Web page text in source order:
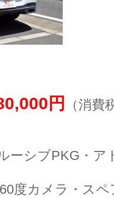
円 （消費
ーシブPKG・ア
度カメラ・ス